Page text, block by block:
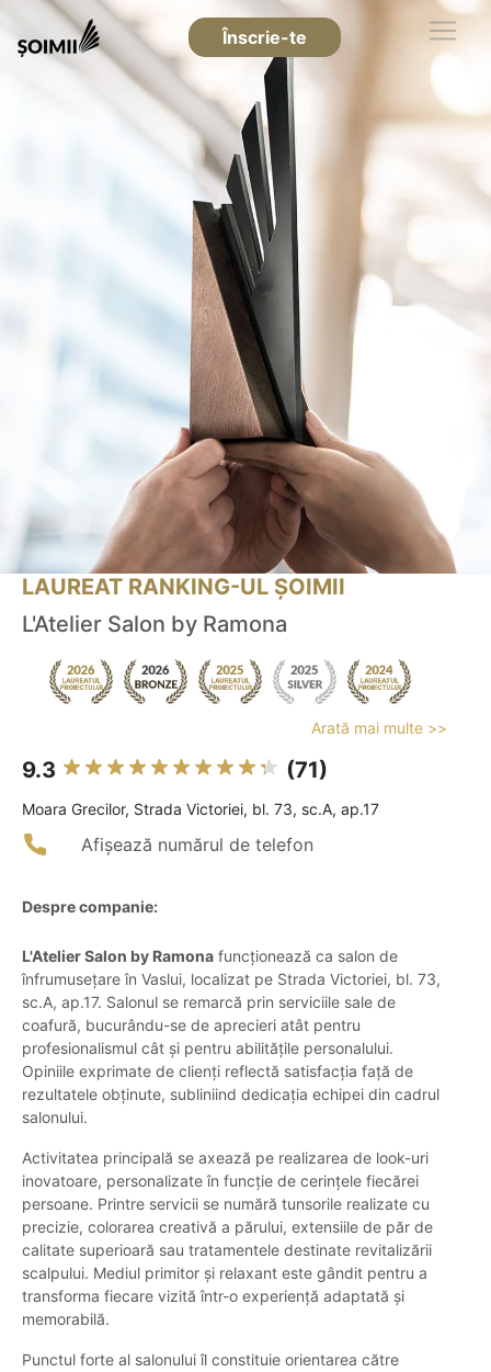
Înscrie-te
LAUREAT RANKING-UL ȘOIMII
L'Atelier Salon by Ramona
Arată mai multe >>
9.3 (71)
Moara Grecilor, Strada Victoriei, bl. 73, sc.A, ap.17
Afișează numărul de telefon
Despre companie:
L'Atelier Salon by Ramona funcționează ca salon de
înfrumusețare în Vaslui, localizat pe Strada Victoriei, bl. 73,
sc.A, ap.17. Salonul se remarcă prin serviciile sale de
coafură, bucurându-se de aprecieri atât pentru
profesionalismul cât și pentru abilitățile personalului.
Opiniile exprimate de clienți reflectă satisfacția față de
rezultatele obținute, subliniind dedicația echipei din cadrul
salonului.
Activitatea principală se axează pe realizarea de look-uri
inovatoare, personalizate în funcție de cerințele fiecărei
persoane. Printre servicii se numără tunsorile realizate cu
precizie, colorarea creativă a părului, extensiile de păr de
calitate superioară sau tratamentele destinate revitalizării
scalpului. Mediul primitor și relaxant este gândit pentru a
transforma fiecare vizită într-o experiență adaptată și
memorabilă.
Punctul forte al salonului îl constituie orientarea către